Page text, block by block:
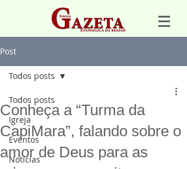
Post
Todos posts
Igreja
Eventos
Notícias
Todos posts
Conheça a “Turma da
CapiMara”, falando sobre o
amor de Deus para as